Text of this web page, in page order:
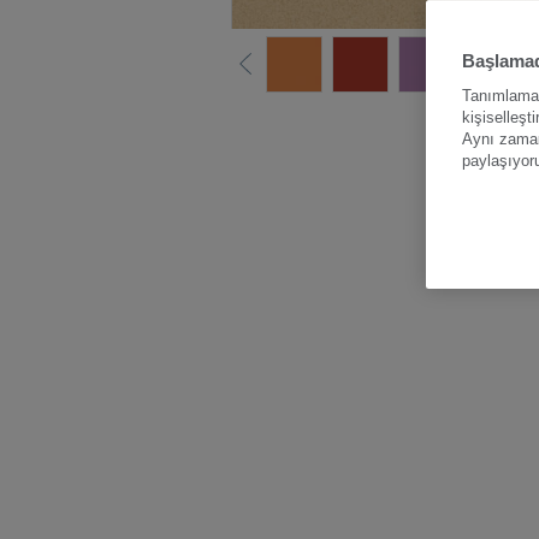
Tüm
Aynı